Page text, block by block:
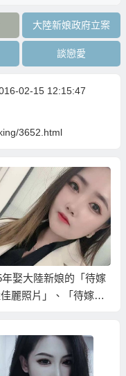
大陸新娘政府立案
談戀愛
02-15 12:15:47
3652.html
年娶大陸新娘的「待嫁
麗照片」、「待嫁大